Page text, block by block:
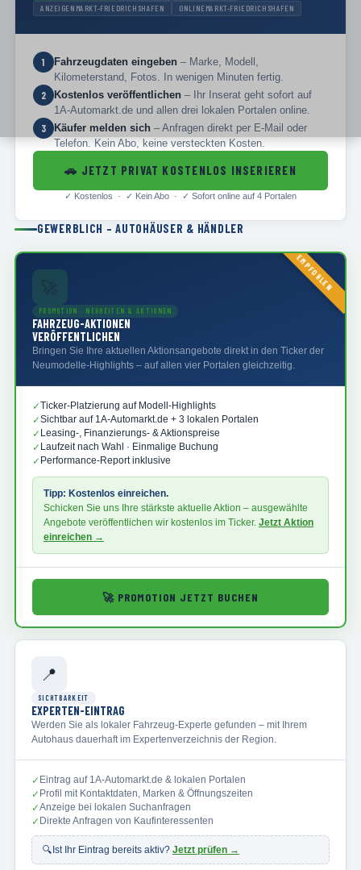
ANZEIGENMARKT-FRIEDRICHSHAFEN
ONLINEMARKT-FRIEDRICHSHAFEN
1 Fahrzeugdaten eingeben – Marke, Modell,
Kilometerstand, Fotos. In wenigen Minuten fertig.
2 Kostenlos veröffentlichen – Ihr Inserat geht sofort auf
1A-Automarkt.de und allen drei lokalen Portalen online.
3 Käufer melden sich – Anfragen direkt per E-Mail oder
Telefon. Kein Abo, keine versteckten Kosten.
🚗 JETZT PRIVAT KOSTENLOS INSERIEREN
✓ Kostenlos · ✓ Kein Abo · ✓ Sofort online auf 4 Portalen
GEWERBLICH – AUTOHÄUSER & HÄNDLER
📍
SICHTBARKEIT
EXPERTEN-EINTRAG
Werden Sie als lokaler Fahrzeug-Experte gefunden – mit Ihrem
Autohaus dauerhaft im Expertenverzeichnis der Region.
✓ Eintrag auf 1A-Automarkt.de & lokalen Portalen
✓ Profil mit Kontaktdaten, Marken & Öffnungszeiten
✓Anzeige bei lokalen Suchanfragen
✓ Direkte Anfragen von Kaufinteressenten
🔍 Ist Ihr Eintrag bereits aktiv? Jetzt prüfen →
EMPFOHLEN
🚀
PROMOTION · NEUHEITEN & AKTIONEN
FAHRZEUG-AKTIONEN
VERÖFFENTLICHEN
Bringen Sie Ihre aktuellen Aktionsangebote direkt in den Ticker der
Neumodelle-Highlights – auf allen vier Portalen gleichzeitig.
✓Ticker-Platzierung auf Modell-Highlights
✓Sichtbar auf 1A-Automarkt.de + 3 lokalen Portalen
✓ Leasing-, Finanzierungs- & Aktionspreise
✓ Laufzeit nach Wahl · Einmalige Buchung
✓ Performance-Report inklusive
Tipp: Kostenlos einreichen.
Schicken Sie uns Ihre stärkste aktuelle Aktion – ausgewählte
Angebote veröffentlichen wir kostenlos im Ticker. Jetzt Aktion
einreichen →
🚀 PROMOTION JETZT BUCHEN